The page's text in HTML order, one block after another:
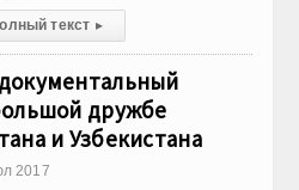
текст ▸
дружбе
и Узбекистана
2017